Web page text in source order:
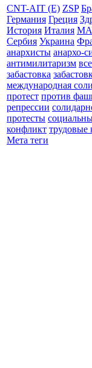
CNT-AIT (E) ZSP
Германия Греция
История Италия
Сербия Украина
анархисты анархо-
антимилитаризм
забастовка
международная
протест против
репрессии
протесты
конфликт трудовые
Мета теги